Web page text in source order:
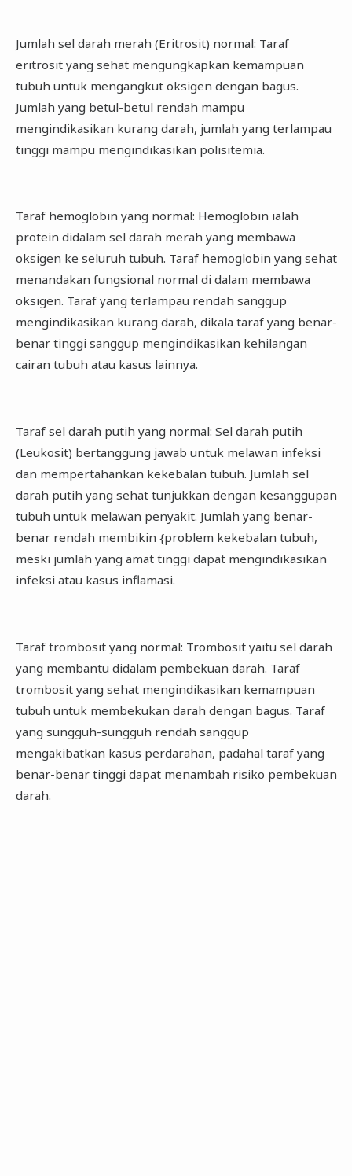
Jumlah sel darah merah (Eritrosit) normal: Taraf
eritrosit yang sehat mengungkapkan kemampuan
tubuh untuk mengangkut oksigen dengan bagus.
Jumlah yang betul-betul rendah mampu
mengindikasikan kurang darah, jumlah yang terlampau
tinggi mampu mengindikasikan polisitemia.
Taraf hemoglobin yang normal: Hemoglobin ialah
protein didalam sel darah merah yang membawa
oksigen ke seluruh tubuh. Taraf hemoglobin yang sehat
menandakan fungsional normal di dalam membawa
oksigen. Taraf yang terlampau rendah sanggup
mengindikasikan kurang darah, dikala taraf yang benar-
benar tinggi sanggup mengindikasikan kehilangan
cairan tubuh atau kasus lainnya.
Taraf sel darah putih yang normal: Sel darah putih
(Leukosit) bertanggung jawab untuk melawan infeksi
dan mempertahankan kekebalan tubuh. Jumlah sel
darah putih yang sehat tunjukkan dengan kesanggupan
tubuh untuk melawan penyakit. Jumlah yang benar-
benar rendah membikin {problem kekebalan tubuh,
meski jumlah yang amat tinggi dapat mengindikasikan
infeksi atau kasus inflamasi.
Taraf trombosit yang normal: Trombosit yaitu sel darah
yang membantu didalam pembekuan darah. Taraf
trombosit yang sehat mengindikasikan kemampuan
tubuh untuk membekukan darah dengan bagus. Taraf
yang sungguh-sungguh rendah sanggup
mengakibatkan kasus perdarahan, padahal taraf yang
benar-benar tinggi dapat menambah risiko pembekuan
darah.